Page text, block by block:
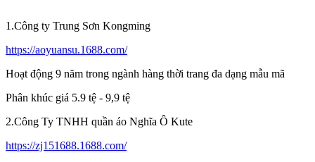
1.Công ty Trung Sơn Kongming
https://aoyuansu.1688.com/
Hoạt động 9 năm trong ngành hàng thời trang đa dạng mẫu mã
Phân khúc giá 5.9 tệ - 9,9 tệ
2.Công Ty TNHH quần áo Nghĩa Ô Kute
https://zj151688.1688.com/